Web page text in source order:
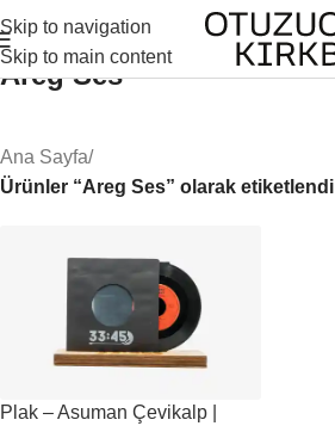
Skip to navigation
Skip to main content
Areg Ses
Ana Sayfa/
Ürünler “Areg Ses” olarak etiketlendi
Plak – Asuman Çevikalp |